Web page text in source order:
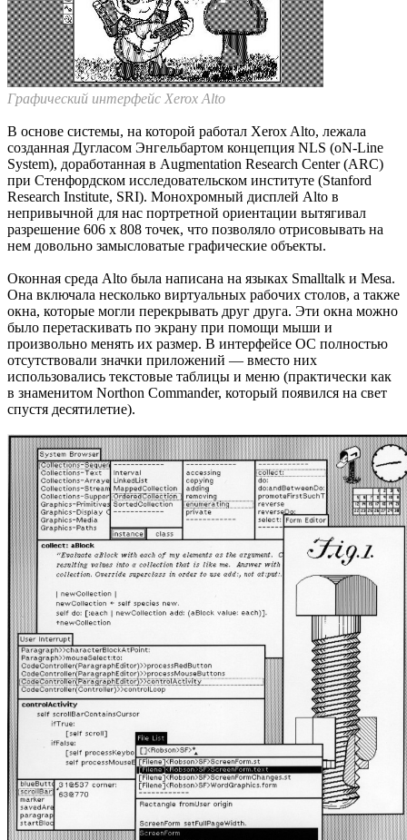
Графический интерфейс Xerox Alto
В основе системы, на которой работал Xerox Alto, лежала
созданная Дугласом Энгельбартом концепция NLS (oN-Line
System), доработанная в Augmentation Research Center (ARC)
при Стенфордском исследовательском институте (Stanford
Research Institute, SRI). Монохромный дисплей Alto в
непривычной для нас портретной ориентации вытягивал
разрешение 606 x 808 точек, что позволяло отрисовывать на
нем довольно замысловатые графические объекты.
Оконная среда Alto была написана на языках Smalltalk и Mesa.
Она включала несколько виртуальных рабочих столов, а также
окна, которые могли перекрывать друг друга. Эти окна можно
было перетаскивать по экрану при помощи мыши и
произвольно менять их размер. В интерфейсе ОС полностью
отсутствовали значки приложений — вместо них
использовались текстовые таблицы и меню (практически как
в знаменитом Northon Commander, который появился на свет
спустя десятилетие).